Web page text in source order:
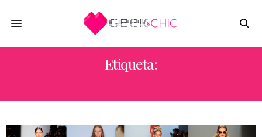
Etiqueta: